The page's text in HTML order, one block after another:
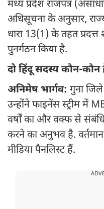
मध्य प्रदेश राजपत्र
अधिसूचना के अनुसार,
धारा 13(1) के तहत
पुनर्गठन किया है.
दो हिंदू सदस्य कौन-कौन
अनिमेष भार्गव: गुना
उन्होंने फाइनेंस स्ट्रीम में
वर्षों का और वक्फ से
करने का अनुभव है.
मीडिया पैनलिस्ट हैं.